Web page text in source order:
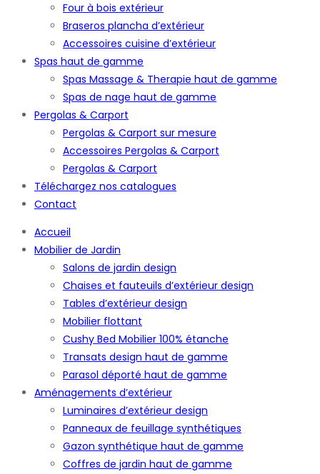
Four à bois extérieur
Braseros plancha d’extérieur
Accessoires cuisine d’extérieur
Spas haut de gamme
Spas Massage & Therapie haut de gamme
Spas de nage haut de gamme
Pergolas & Carport
Pergolas & Carport sur mesure
Accessoires Pergolas & Carport
Pergolas & Carport
Téléchargez nos catalogues
Contact
Accueil
Mobilier de Jardin
Salons de jardin design
Chaises et fauteuils d’extérieur design
Tables d’extérieur design
Mobilier flottant
Cushy Bed Mobilier 100% étanche
Transats design haut de gamme
Parasol déporté haut de gamme
Aménagements d’extérieur
Luminaires d’extérieur design
Panneaux de feuillage synthétiques
Gazon synthétique haut de gamme
Coffres de jardin haut de gamme